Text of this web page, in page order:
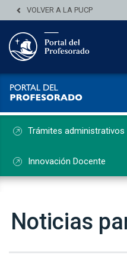
VOLVER A LA PUCP
Trámites administrativos
Innovación Docente
Noticias